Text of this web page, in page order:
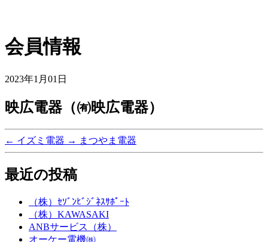
会員情報
2023年1月01日
映広電器（㈲映広電器）
← イズミ電器 → まつやま電器
最近の投稿
（株）ｾｿﾞﾝﾋﾞｼﾞﾈｽｻﾎﾟｰﾄ
（株）KAWASAKI
ANBサービス（株）
オーケー電機㈱